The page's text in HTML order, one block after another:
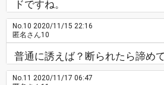
ドですね。
No.10 2020/11/15 22:16
匿名さん10
普通に誘えば？断られたら諦め
No.11 2020/11/17 06:47